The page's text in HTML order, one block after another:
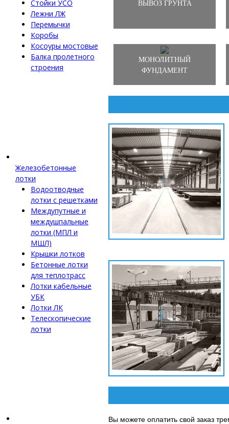
Стойки УСО
Лежни ЛЖ
Перемычки
Коробы
Косоуры мостовые
Балка пролетного
строения
Железобетонные
лотки
Водоотводные
лотки с решетками
Междупутные и
междушпальные
лотки (МПЛ и
МШЛ)
Крышки лотков
Бетонные лотки
для теплотрасс
Лотки кабельные
УБК
Лотки ЛК
Телескопические
лотки
ВЫВОЗ ГРУНТА
МОНОЛИТНЫЙ
ФУНДАМЕНТ
Вы можете оплатить свой заказ